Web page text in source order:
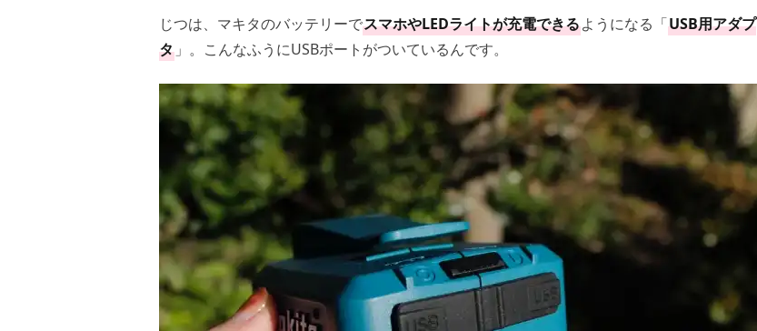
じつは、マキタのバッテリーでスマホやLEDライトが充電できるようになる「USB用アダプ
タ」。こんなふうにUSBポートがついているんです。